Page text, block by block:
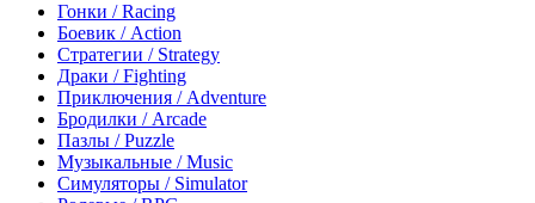
Гонки / Racing
Боевик / Action
Стратегии / Strategy
Драки / Fighting
Приключения / Adventure
Бродилки / Arcade
Пазлы / Puzzle
Музыкальные / Music
Симуляторы / Simulator